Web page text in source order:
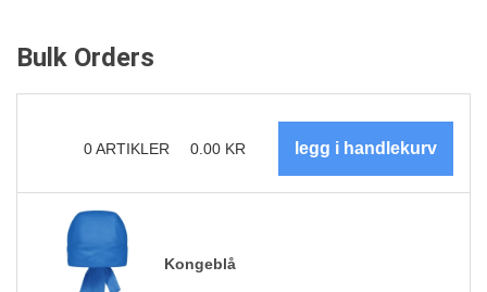
Bulk Orders
0ARTIKLER 0.00 KR
Kongeblå